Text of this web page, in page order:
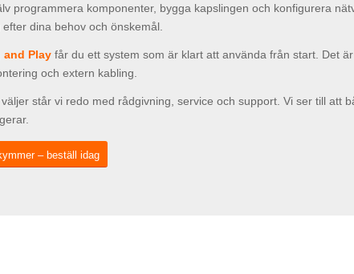
programmera komponenter, bygga kapslingen och konfigurera
dina behov och önskemål.
and Playfår du ett system som är klart att använda från start. Det
och extern kabling.
står vi redo med rådgivning, service och support. Vi ser till att
– beställ idag